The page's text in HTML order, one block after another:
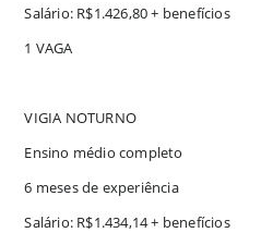
Salário: R$1.426,80 + benefícios
1 VAGA
VIGIA NOTURNO
Ensino médio completo
6 meses de experiência
Salário: R$1.434,14 + benefícios